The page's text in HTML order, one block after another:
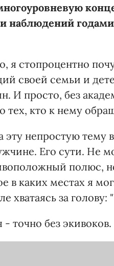
наблюдений
я стопроцентно
своей семьи и
И просто, без
тех, кто к нему
непростую тему
Его сути. Не
полюс,
в каких местах я
хватаясь за голову:
- точно без экивоков.